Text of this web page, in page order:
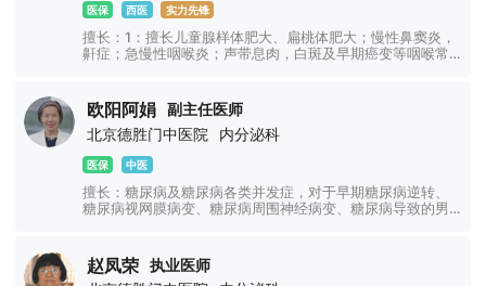
医保 西医 实力先锋
擅长：1：擅长儿童腺样体肥大、扁桃体肥大；慢性鼻窦炎，
鼾症；急慢性咽喉炎；声带息肉，白斑及早期癌变等咽喉常
利用鼻内镜和支撑喉镜下CO2激光等先进技术开展了大量手
术。
欧阳阿娟
副主任医师
北京德胜门中医院
内分泌科
医保 中医
擅长：糖尿病及糖尿病各类并发症，对于早期糖尿病逆转、
糖尿病视网膜病变、糖尿病周围神经病变、糖尿病导致的男
也有着丰富的临床经验。
赵凤荣
执业医师